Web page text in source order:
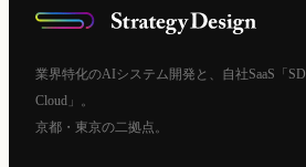
業界特化のAIシステム開発と、自社SaaS「SD
Cloud」。
京都・東京の二拠点。